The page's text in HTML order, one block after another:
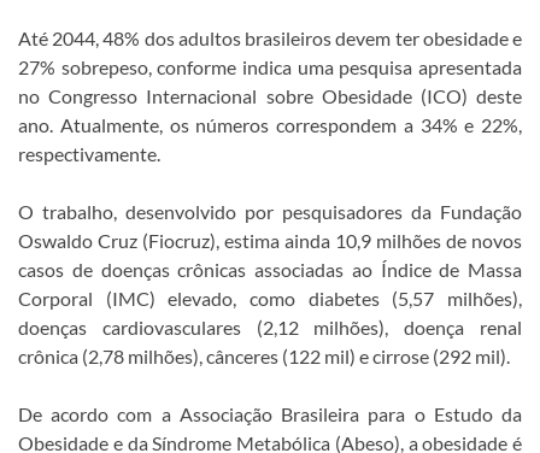
Até 2044, 48% dos adultos brasileiros devem ter obesidade e
27% sobrepeso, conforme indica uma pesquisa apresentada
no Congresso Internacional sobre Obesidade (ICO) deste
ano. Atualmente, os números correspondem a 34% e 22%,
respectivamente.
O trabalho, desenvolvido por pesquisadores da Fundação
Oswaldo Cruz (Fiocruz), estima ainda 10,9 milhões de novos
casos de doenças crônicas associadas ao Índice de Massa
Corporal (IMC) elevado, como diabetes (5,57 milhões),
doenças cardiovasculares (2,12 milhões), doença renal
crônica (2,78 milhões), cânceres (122 mil) e cirrose (292 mil).
De acordo com a Associação Brasileira para o Estudo da
Obesidade e da Síndrome Metabólica (Abeso), a obesidade é